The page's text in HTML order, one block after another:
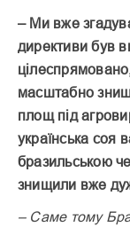
– Ми вже
директиви був
масштабно
площ під
українська соя
бразильською
знищили вже
– Саме тому